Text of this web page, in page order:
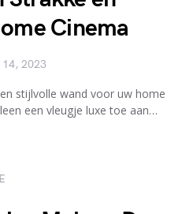
Cinema
2023
stijlvolle wand voor uw home
een vleugje luxe toe aan…